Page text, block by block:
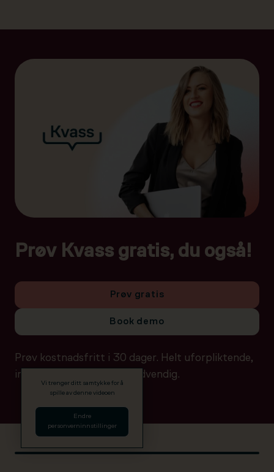
Prøv Kvass gratis, du også!
Prøv gratis
Book demo
Prøv kostnadsfritt i 30 dager. Helt uforpliktende,
ingen betalingsdetaljer nødvendig.
Vi trenger ditt samtykke for å
spille av denne videoen
Endre
personverninnstillinger